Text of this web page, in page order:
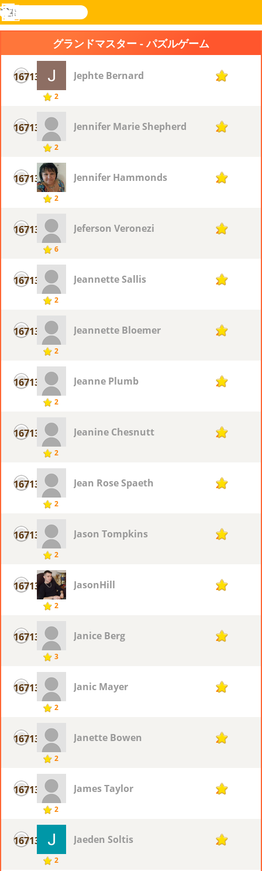
Novel
検
索
ログ
メ
ニ
ー
グランドマスター - パズルゲーム
16713
2
Jephte Bernard 2
16713
2
Jennifer Marie Shepherd 2
16713
2
Jennifer Hammonds 2
16713
6
Jeferson Veronezi 2
16713
2
Jeannette Sallis 2
16713
2
Jeannette Bloemer 2
16713
2
Jeanne Plumb 2
16713
2
Jeanine Chesnutt 2
16713
2
Jean Rose Spaeth 2
16713
2
Jason Tompkins 2
16713
2
JasonHill 2
16713
3
Janice Berg 2
16713
2
Janic Mayer 2
16713
2
Janette Bowen 2
16713
2
James Taylor 2
16713
2
Jaeden Soltis 2